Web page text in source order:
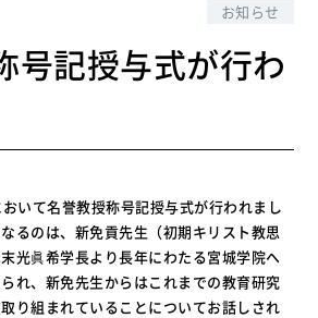
女
大
お知らせ
号記授与式が行わ
いて名誉教授称号記授与式が行われまし
るのは、新免貢先生（初期キリスト教思
光眞希学長より長年にわたる宮城学院へ
れ、新免先生からはこれまでの教育研究
り組まれていることについてお話しされ